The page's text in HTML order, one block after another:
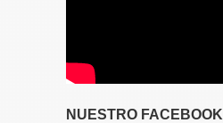
NUESTRO FACEBOOK